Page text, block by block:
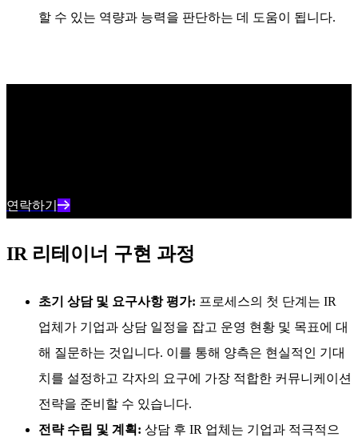
할 수 있는 역량과 능력을 판단하는 데 도움이 됩니다.
연락하기
IR 리테이너 구현 과정
초기 상담 및 요구사항 평가: 프로세스의 첫 단계는 IR
업체가 기업과 상담 일정을 잡고 운영 현황 및 목표에 대
해 질문하는 것입니다. 이를 통해 양측은 현실적인 기대
치를 설정하고 각자의 요구에 가장 적합한 커뮤니케이션
전략을 준비할 수 있습니다.
전략 수립 및 계획: 상담 후 IR 업체는 기업과 적극적으